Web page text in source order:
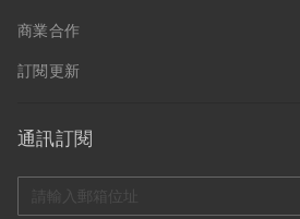
商業合作
訂閱更新
通訊訂閱